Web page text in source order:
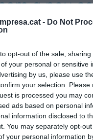
- Do Not
opt-out of the sale,
your personal or sensitive
by us, please use
your selection.
is processed you may
ads based on personal
information disclosed to
You may separately opt-
your personal information
a nou
de
consell de la societat
ha nomenat
les seves
.